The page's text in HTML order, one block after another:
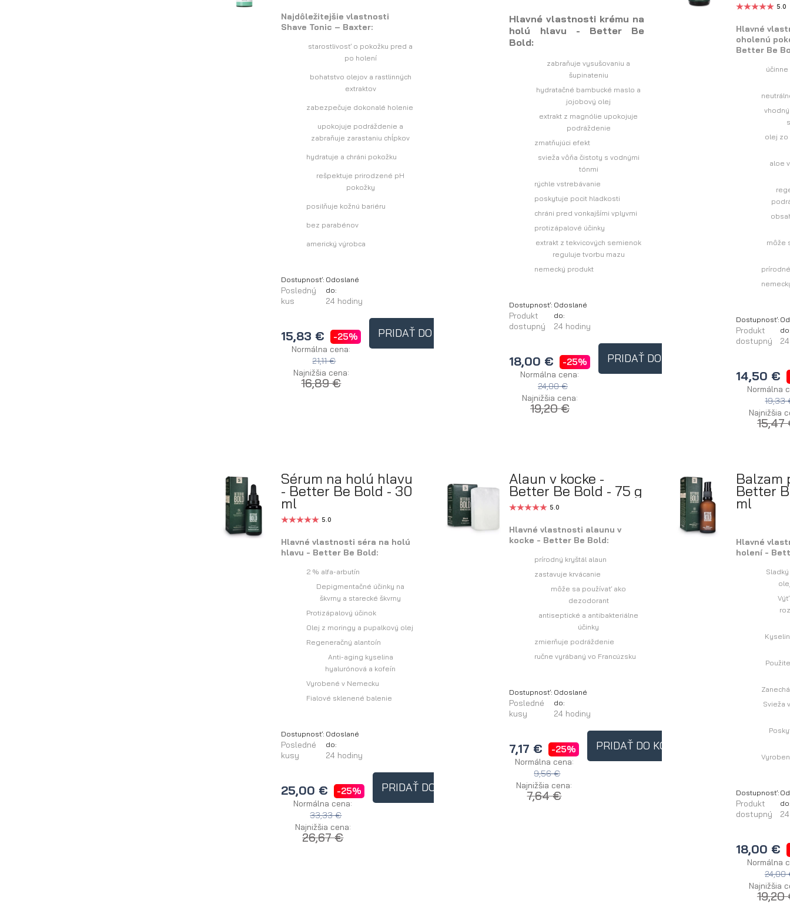
Najdôležitejšie vlastnosti
Shave Tonic – Baxter:
starostlivosť o pokožku pred a
po holení
bohatstvo olejov a rastlinných
extraktov
zabezpečuje dokonalé holenie
upokojuje podráždenie a
zabraňuje zarastaniu chĺpkov
hydratuje a chráni pokožku
rešpektuje prirodzené pH
pokožky
posilňuje kožnú bariéru
bez parabénov
americký výrobca
Dostupnosť:
Posledný
kus
Odoslané
do:
24 hodiny
15,83 € -25%
Normálna cena:
21,11 €
Najnižšia cena:
16,89 €
PRIDAŤ DO KOŠÍKA
Hlavné vlastnosti krému na
holú hlavu - Better Be
Bold:
zabraňuje vysušovaniu a
šupinateniu
hydratačné bambucké maslo a
jojobový olej
extrakt z magnólie upokojuje
podráždenie
zmatňujúci efekt
svieža vôňa čistoty s vodnými
tónmi
rýchle vstrebávanie
poskytuje pocit hladkosti
chráni pred vonkajšími vplyvmi
protizápalové účinky
extrakt z tekvicových semienok
reguluje tvorbu mazu
nemecký produkt
Dostupnosť:
Produkt
dostupný
Odoslané
do:
24 hodiny
18,00 € -25%
Normálna cena:
24,00 €
Najnižšia cena:
19,20 €
PRIDAŤ DO KOŠÍKA
5.0
Hlavné
oholenú
Better Be
olej zo
aloe
môže
Dostupnosť:
Produkt
dostupný
14,50 €
Normálna
19,33
Najnižšia
15,47
Sérum na holú hlavu
- Better Be Bold - 30
ml
5.0
Hlavné vlastnosti séra na holú
hlavu - Better Be Bold:
2 % alfa-arbutín
Depigmentačné účinky na
škvrny a starecké škvrny
Protizápalový účinok
Olej z moringy a pupalkový olej
Regeneračný alantoín
Anti-aging kyselina
hyalurónová a kofeín
Vyrobené v Nemecku
Fialové sklenené balenie
Dostupnosť:
Posledné
kusy
Odoslané
do:
24 hodiny
25,00 € -25%
Normálna cena:
33,33 €
Najnižšia cena:
26,67 €
PRIDAŤ DO KOŠÍKA
Alaun v kocke -
Better Be Bold - 75 g
5.0
Hlavné vlastnosti alaunu v
kocke - Better Be Bold:
prírodný kryštál alaun
zastavuje krvácanie
môže sa používať ako
dezodorant
antiseptické a antibakteriálne
účinky
zmierňuje podráždenie
ručne vyrábaný vo Francúzsku
Dostupnosť:
Posledné
kusy
Odoslané
do:
24 hodiny
7,17 € -25%
Normálna cena:
9,56 €
Najnižšia cena:
7,64 €
PRIDAŤ DO KOŠÍKA
Balzam
Better
ml
Hlavné
holení -
Svieža
Dostupnosť:
Produkt
dostupný
18,00 €
Normálna
24,00
Najnižšia
19,20